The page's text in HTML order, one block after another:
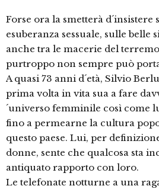
Forse ora la smetterà
esuberanza sessuale, sulle belle
anche tra le macerie del
purtroppo non sempre può
A quasi 73 anni d´età, Silvio
prima volta in vita sua a fare
´universo femminile così come
fino a permearne la cultura
questo paese. Lui, per
donne, sente che qualcosa sta
antiquato rapporto con loro.
Le telefonate notturne a una